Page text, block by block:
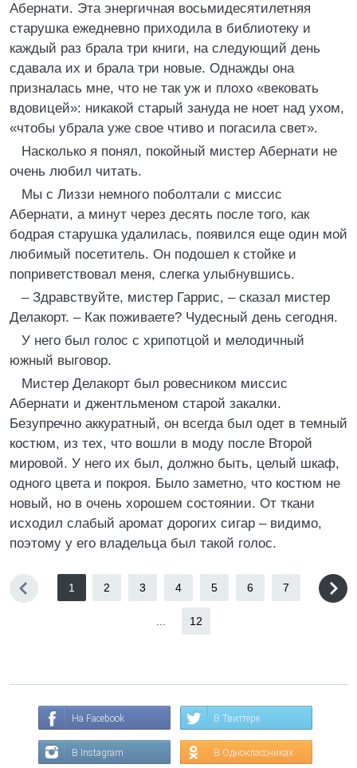
Абернати. Эта энергичная восьмидесятилетняя
старушка ежедневно приходила в библиотеку и
каждый раз брала три книги, на следующий день
сдавала их и брала три новые. Однажды она
призналась мне, что не так уж и плохо «вековать
вдовицей»: никакой старый зануда не ноет над ухом,
«чтобы убрала уже свое чтиво и погасила свет».
Насколько я понял, покойный мистер Абернати не
очень любил читать.
Мы с Лиззи немного поболтали с миссис
Абернати, а минут через десять после того, как
бодрая старушка удалилась, появился еще один мой
любимый посетитель. Он подошел к стойке и
поприветствовал меня, слегка улыбнувшись.
– Здравствуйте, мистер Гаррис, – сказал мистер
Делакорт. – Как поживаете? Чудесный день сегодня.
У него был голос с хрипотцой и мелодичный
южный выговор.
Мистер Делакорт был ровесником миссис
Абернати и джентльменом старой закалки.
Безупречно аккуратный, он всегда был одет в темный
костюм, из тех, что вошли в моду после Второй
мировой. У него их был, должно быть, целый шкаф,
одного цвета и покроя. Было заметно, что костюм не
новый, но в очень хорошем состоянии. От ткани
исходил слабый аромат дорогих сигар – видимо,
поэтому у его владельца был такой голос.
1 2 3 4 5 6 7
12
На Facebook В Твиттере
В Instagram В Одноклассниках